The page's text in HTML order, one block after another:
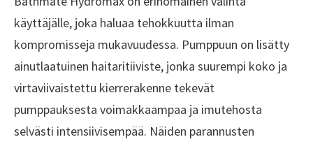
käyttäjälle, joka haluaa tehokkuutta ilman
kompromisseja mukavuudessa. Pumppuun on lisätty
ainutlaatuinen haitaritiiviste, jonka suurempi koko ja
virtaviivaistettu kierrerakenne tekevät
pumppauksesta voimakkaampaa ja imutehosta
selvästi intensiivisempää. Näiden parannusten